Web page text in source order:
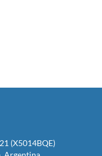
(X5014BQE)